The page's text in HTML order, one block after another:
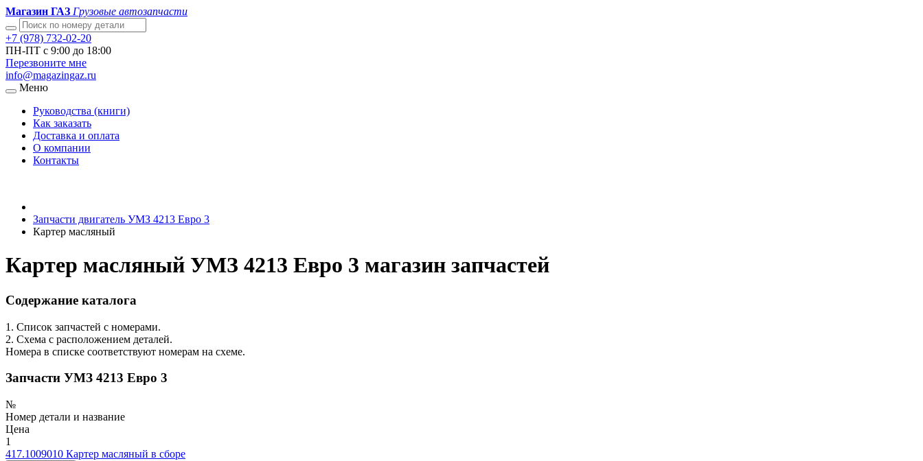
Магазин ГАЗ Грузовые автозапчасти
+7 (978) 732-02-20
ПН-ПТ с 9:00 до 18:00
Перезвоните мне
info@magazingaz.ru
Меню
Руководства (книги)
Как заказать
Доставка и оплата
О компании
Контакты
Запчасти двигатель УМЗ 4213 Евро 3
Картер масляный
Картер масляный УМЗ 4213 Евро 3 магазин запчастей
Содержание каталога
1. Список запчастей с номерами.
2. Схема с расположением деталей.
Номера в списке соответствуют номерам на схеме.
Запчасти УМЗ 4213 Евро 3
№
Номер детали и название
Цена
1
417.1009010 Картер масляный в сборе